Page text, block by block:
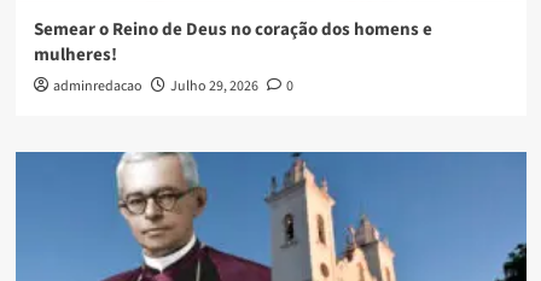
Semear o Reino de Deus no coração dos homens e
mulheres!
adminredacao Julho 29, 2026 0